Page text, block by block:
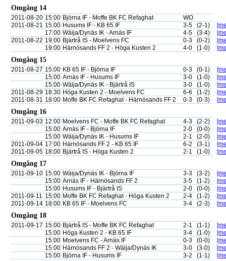
Omgång 14
2011-08-20 15:00 Björna IF - Moffe BK FC Refaghat
WO
2011-08-21 15:00 Husums IF - KB 65 IF 3-5 (2-1)
17:00 Wäija/Dynäs IK - Arnäs IF 4-5 (3-4)
2011-08-22 19:00 Bjärtrå IS - Moelvens FC 0-3 (0-2)
19:00 Härnösands FF 2 - Höga Kusten 2 4-0 (1-0)
Omgång 15
2011-08-27 15:00 KB 65 IF - Björna IF 0-3 (0-1)
15:00 Arnäs IF - Husums IF 3-0 (1-0)
15:00 Wäija/Dynäs IK - Bjärtrå IS 3-0 (1-0)
2011-08-29 18:30 Höga Kusten 2 - Moelvens FC 6-6 (1-2)
2011-08-31 18:00 Moffe BK FC Refaghat - Härnösands FF 2 0-3 (0-3)
Omgång 16
2011-09-03 12:00 Moelvens FC - Moffe BK FC Refaghat 4-3 (2-2)
15:00 Arnäs IF - Björna IF 2-0 (0-0)
15:00 Wäija/Dynäs IK - Husums IF 2-1 (2-0)
2011-09-04 17:00 Härnösands FF 2 - KB 65 IF 6-2 (3-1)
2011-09-05 18:00 Bjärtrå IS - Höga Kusten 2 2-1 (1-0)
Omgång 17
2011-09-10 15:00 Wäija/Dynäs IK - Björna IF 3-3 (3-2)
15:00 Arnäs IF - Härnösands FF 2 3-5 (1-2)
15:00 Husums IF - Bjärtrå IS 2-0 (0-0)
2011-09-11 15:00 Moffe BK FC Refaghat - Höga Kusten 2 2-4 (1-2)
2011-09-14 18:00 KB 65 IF - Moelvens FC 3-4 (2-3)
Omgång 18
2011-09-17 15:00 Bjärtrå IS - Moffe BK FC Refaghat 2-1 (1-1)
15:00 Höga Kusten 2 - KB 65 IF 3-4 (1-0)
15:00 Moelvens FC - Arnäs IF 0-3 (0-0)
15:00 Härnösands FF 2 - Wäija/Dynäs IK 3-0 (3-0)
15:00 Björna IF - Husums IF 3-2 (1-1)